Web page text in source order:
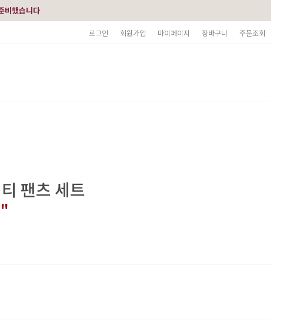
비했습니다
로그인 회원가입 마이페이지 장바구니 주문조회
팬츠 세트